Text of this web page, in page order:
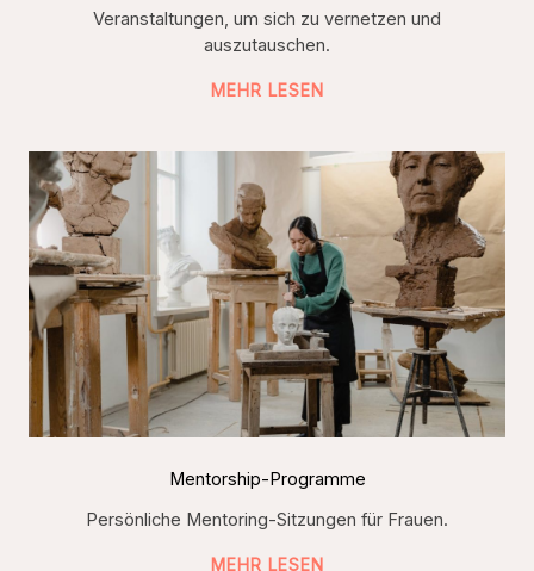
Mentorship-Programme
Persönliche Mentoring-Sitzungen für Frauen.
MEHR LESEN
Veranstaltungen, um sich zu vernetzen und
auszutauschen.
MEHR LESEN